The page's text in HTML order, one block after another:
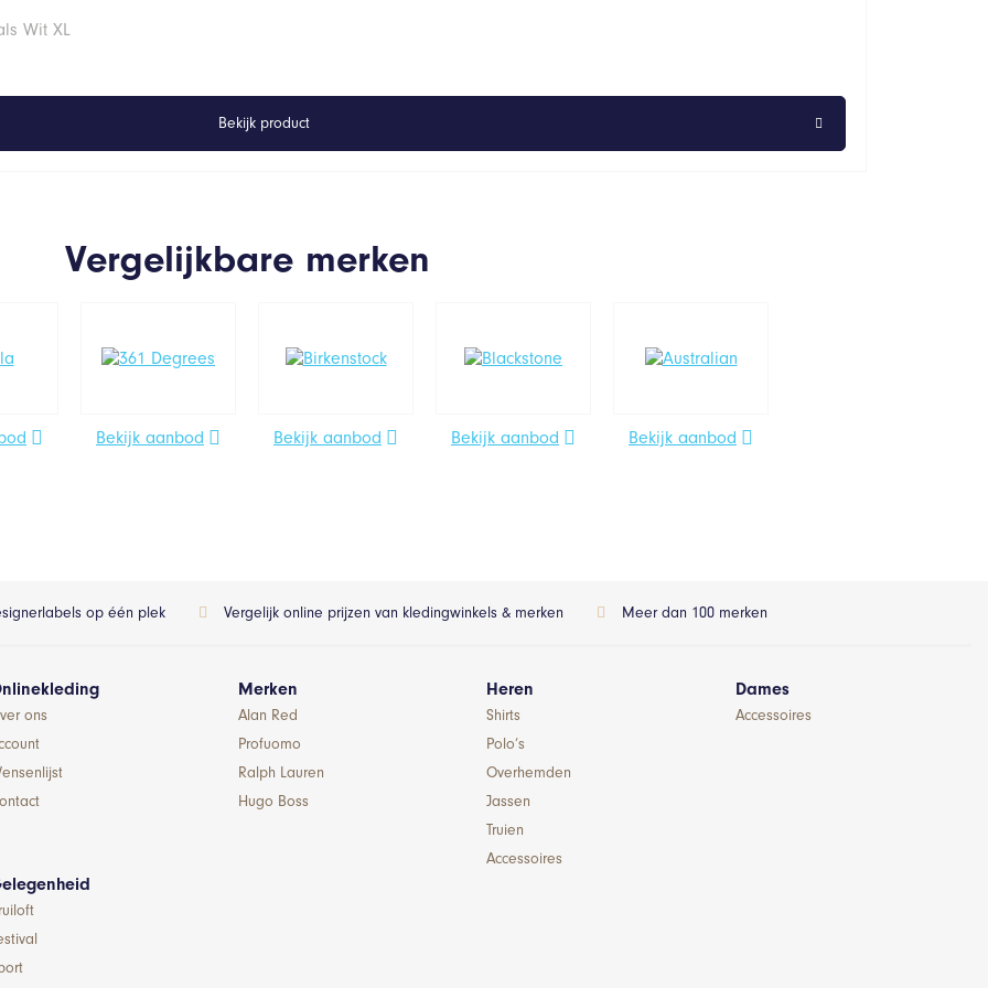
Wit XL
Bekijk product
Vergelijkbare merken
Bekijk aanbod Bekijk aanbod Bekijk aanbod Bekijk aanbod
op één plek Vergelijk online prijzen van kledingwinkels & merken Meer dan 100 merken
ons
Merken
Alan Red
Profuomo
Ralph Lauren
Hugo Boss
Heren
Shirts
Polo’s
Overhemden
Jassen
Truien
Accessoires
Dames
Accessoires